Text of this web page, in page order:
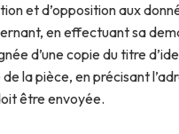
et d’opposition aux
en effectuant sa
d’une copie du titre
la pièce, en précisant
être envoyée.